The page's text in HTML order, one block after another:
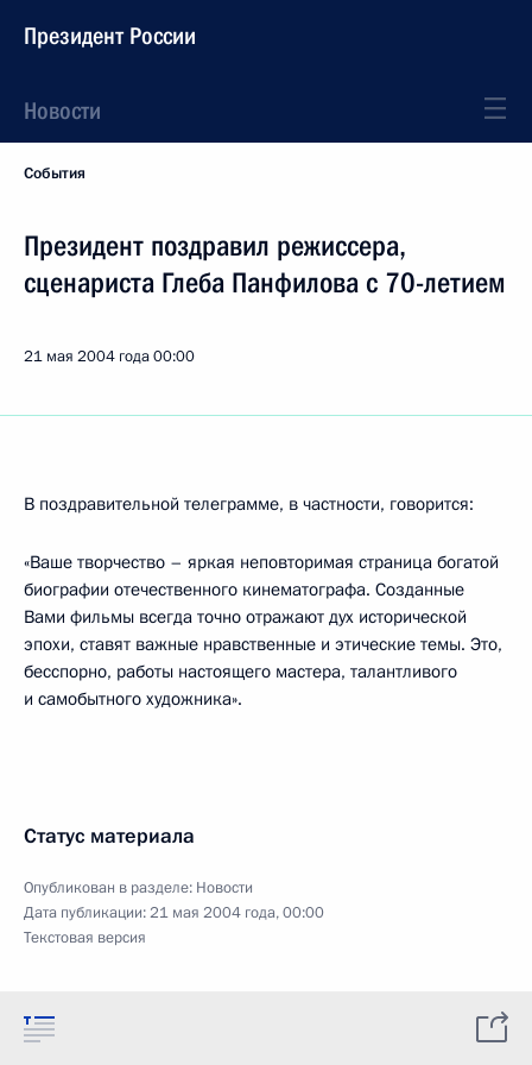
Президент России
Новости
События
Президент поздравил режиссера,
сценариста Глеба Панфилова с 70-летием
21 мая 2004 года00:00
В поздравительной телеграмме, в частности, говорится:
«Ваше творчество – яркая неповторимая страница богатой
биографии отечественного кинематографа. Созданные
Вами фильмы всегда точно отражают дух исторической
эпохи, ставят важные нравственные и этические темы. Это,
бесспорно, работы настоящего мастера, талантливого
и самобытного художника».
Статус материала
Опубликован в разделе: Новости
Дата публикации:21 мая 2004 года, 00:00
Текстовая версия